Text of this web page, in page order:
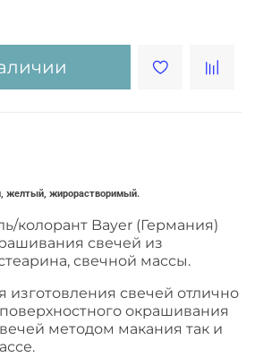
желтый, жирорастворимый.
колорант Bayer (Германия)
свечей из
свечной массы.
изготовления свечей отлично
окрашивания
методом макания так и